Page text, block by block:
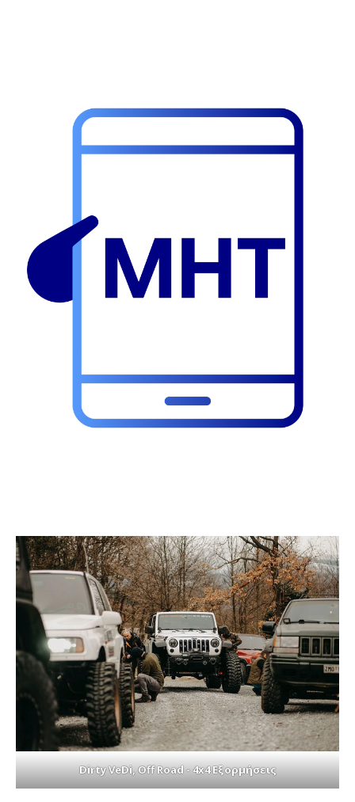
Dirty VeDi, Off Road - 4x4 Εξορμήσεις